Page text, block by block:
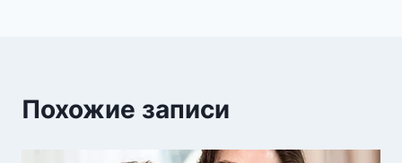
Похожие записи